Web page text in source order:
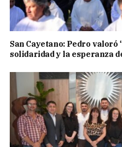
San Cayetano: Pedro valoró
solidaridad y la esperanza